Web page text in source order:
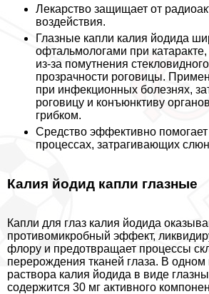
Лекарство защищает от
воздействия.
Глазные капли калия йодида
офтальмологами при
из-за помутнения
прозрачности роговицы.
при инфекционных болезнях,
роговицу и конъюнктиву
грибком.
Средство эффективно помогает
процессах, затрагивающих
Калия йодид капли глазные
Капли для глаз калия йодида
противомикробный эффект,
флору и предотвращает процессы
перерождения тканей глаза. В
раствора калия йодида в виде
содержится 30 мг активного